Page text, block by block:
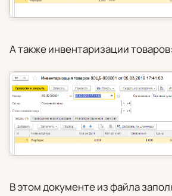
А также инвентаризации товаров:
В этом документе из файла